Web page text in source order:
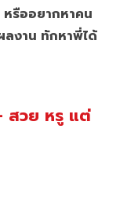
รืออยากหาคน
งาน ทักหาพี่ได้
สวย หรู แต่